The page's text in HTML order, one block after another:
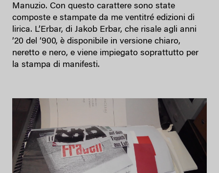
Manuzio. Con questo carattere sono state
composte e stampate da me ventitré edizioni di
lirica. L’Erbar, di Jakob Erbar, che risale agli anni
’20 del ‘900, è disponibile in versione chiaro,
neretto e nero, e viene impiegato soprattutto per
la stampa di manifesti.